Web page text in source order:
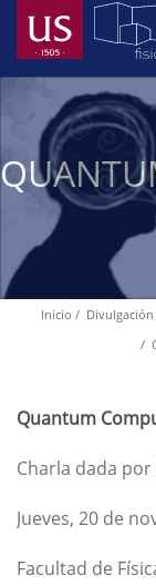
Pasar
contenido
principal
Menú
Principal
RutaInicio Divulgación
Quantum
Charla dada
Jueves, 20 de
Facultad de